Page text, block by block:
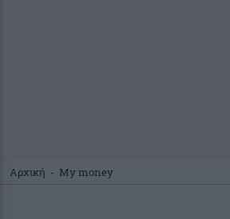
Αρχική - My money